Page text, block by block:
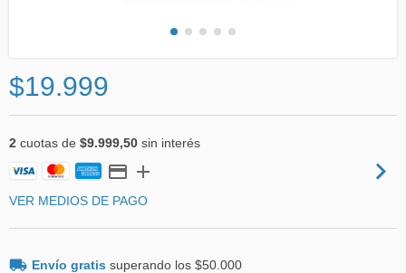
$19.999
2 cuotas de $9.999,50 sin interés
VER MEDIOS DE PAGO
Envío gratis superando los $50.000